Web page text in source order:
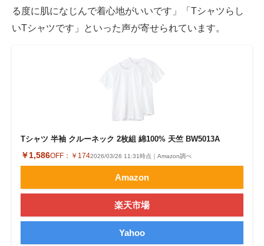
る度に肌になじんで着心地がいいです」「Tシャツらし
いTシャツです」といった声が寄せられています。
Tシャツ 半袖 クルーネック 2枚組 綿100% 天竺 BW5013A
￥1,586OFF： ￥1742026/03/26 11:31時点｜Amazon調べ
Amazon
楽天市場
Yahoo